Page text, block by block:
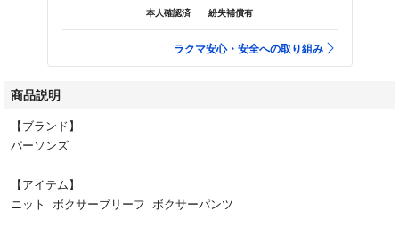
本人確認済 紛失補償有
ラクマ安心・安全への取り組み
商品説明
【ブランド】
パーソンズ
【アイテム】
ニット ボクサーブリーフ ボクサーパンツ